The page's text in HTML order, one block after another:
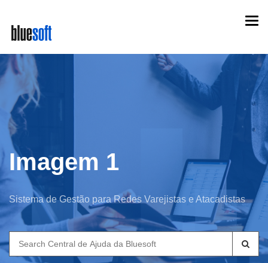
main
content
Imagem 1
Sistema de Gestão para Redes Varejistas e Atacadistas
Search
for: